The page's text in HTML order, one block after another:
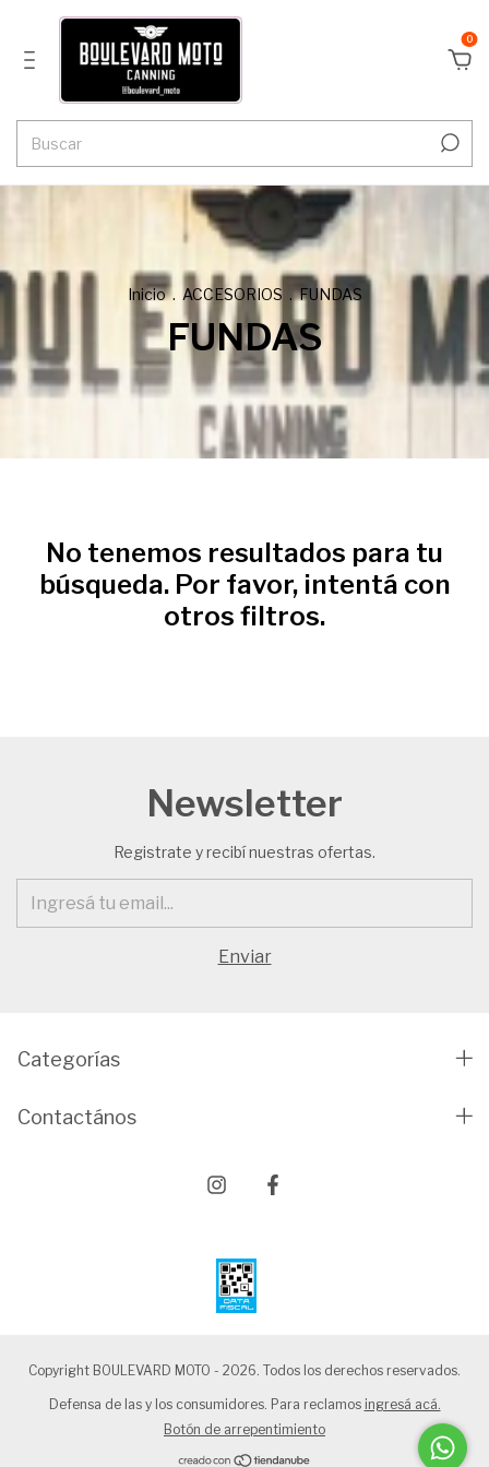
0
Inicio . ACCESORIOS . FUNDAS
FUNDAS
No tenemos resultados para tu
búsqueda. Por favor, intentá con
otros filtros.
Newsletter
Registrate y recibí nuestras ofertas.
Categorías
Contactános
Copyright BOULEVARD MOTO - 2026. Todos los derechos reservados.
Defensa de las y los consumidores. Para reclamos ingresá acá.
Botón de arrepentimiento